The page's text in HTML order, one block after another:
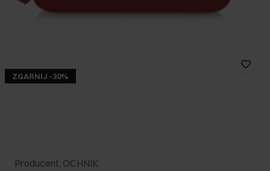
ZGARNIJ -30%
Producent: OCHNIK